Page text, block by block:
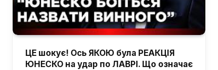
ЦЕ шокує! Ось ЯКОЮ була РЕАКЦІЯ
ЮНЕСКО на удар по ЛАВРІ. Що означає